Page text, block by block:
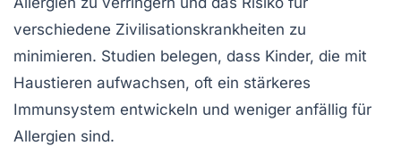
verschiedene Zivilisationskrankheiten zu
minimieren. Studien belegen, dass Kinder, die mit
Haustieren aufwachsen, oft ein stärkeres
Immunsystem entwickeln und weniger anfällig für
Allergien sind.